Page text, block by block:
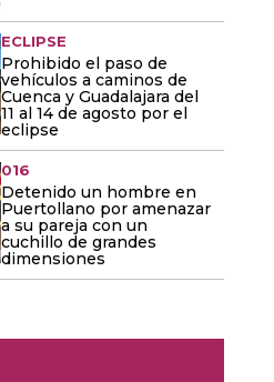
ECLIPSE
Prohibido el paso de
vehículos a caminos de
Cuenca y Guadalajara del
11 al 14 de agosto por el
eclipse
016
Detenido un hombre en
Puertollano por amenazar
a su pareja con un
cuchillo de grandes
dimensiones